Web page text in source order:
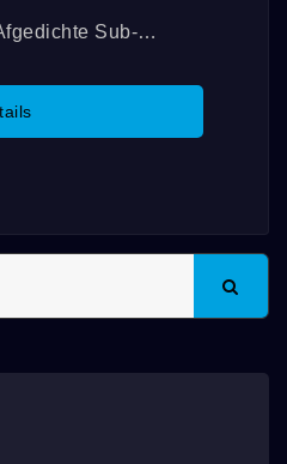
Sub-
Ontwerp Met Tape